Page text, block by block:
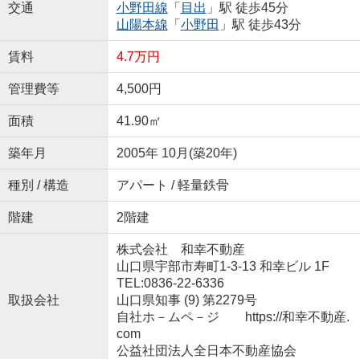
交通
小野田線 「 目出 」駅 徒歩45分
山陽本線 「 小野田 」駅 徒歩43分
賃料 4.7万円
管理費等 4,500円
面積 41.90㎡
築年月 2005年 10月(築20年)
種別 / 構造 アパート / 軽量鉄骨
階建 2階建
取扱会社
株式会社 和幸不動産
山口県宇部市寿町1-3-13 和幸ビル 1F
TEL:0836-22-6336
山口県知事 (9) 第2279号
自社ホ－ムペ－ジ https://和幸不動産.
com
公益社団法人全日本不動産協会